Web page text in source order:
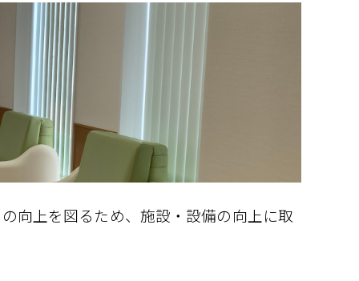
カルテ開示の請求
診断書・証明書等の発行
相談窓口
院内でのお願い
通アクセス・駐車場
院統計・臨床指標
向上を図るため、施設・設備の向上に取